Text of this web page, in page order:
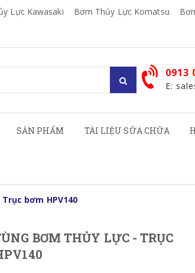
Lực Kawasaki Bơm Thủy Lực Komatsu
0913
E:
SẢN PHẨM TÀI LIỆU SỮA CHỮA
bơm HPV140
BƠM THỦY LỰC - TRỤC